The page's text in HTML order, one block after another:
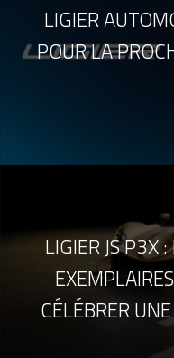
LIGIER
POUR LA
LIGIER JS P3X
CÉLÉBRER